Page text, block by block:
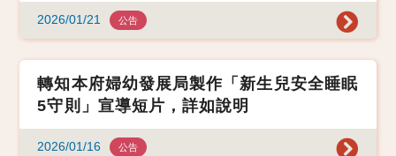
2026/01/21 公告
轉知本府婦幼發展局製作「新生兒安全睡眠
5守則」宣導短片，詳如說明
2026/01/16 公告